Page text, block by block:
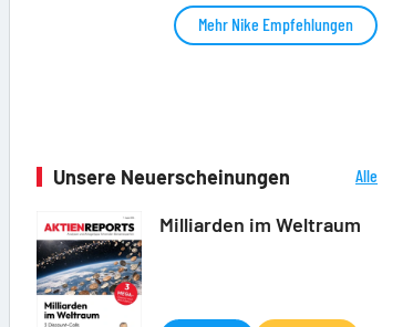
Mehr Nike Empfehlungen
Unsere Neuerscheinungen
Alle
Milliarden im Weltraum